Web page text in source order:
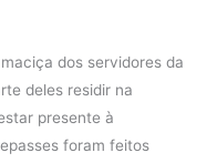
dos servidores da
deles residir na
presente à
foram feitos